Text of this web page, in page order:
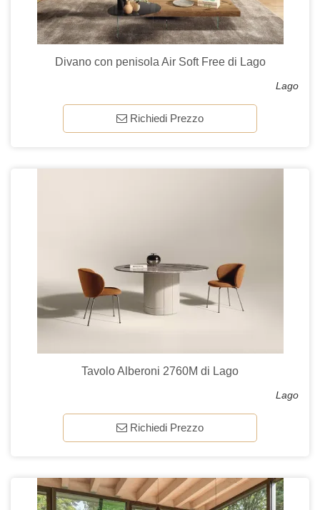
Divano con penisola Air Soft Free di Lago
Lago
Richiedi Prezzo
Tavolo Alberoni 2760M di Lago
Lago
Richiedi Prezzo